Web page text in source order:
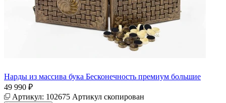
Нарды из массива бука Бесконечность премиум большие
49 990 ₽
Артикул: 102675 Артикул скопирован